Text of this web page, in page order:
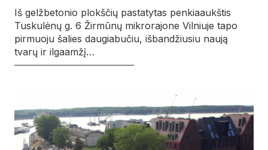
Iš gelžbetonio plokščių pastatytas penkiaaukštis
Tuskulėnų g. 6 Žirmūnų mikrorajone Vilniuje tapo
pirmuoju šalies daugiabučiu, išbandžiusiu naują
tvarų ir ilgaamžį…